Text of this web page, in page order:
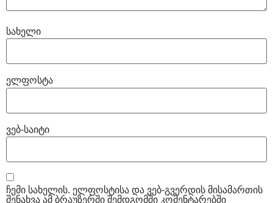
სახელი
ელფოსტა
ვებ-საიტი
ჩემი სახელის. ელფოსტისა და ვებ-გვერდის მისამართის
შენახვა ამ ბრაუზერში შემდგომში კომენტარებში